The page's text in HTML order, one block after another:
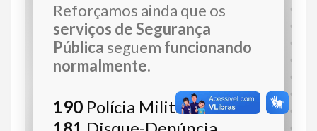
Reforçamos ainda que os
serviços de Segurança
Pública seguem funcionando
normalmente.
190 Polícia Militar